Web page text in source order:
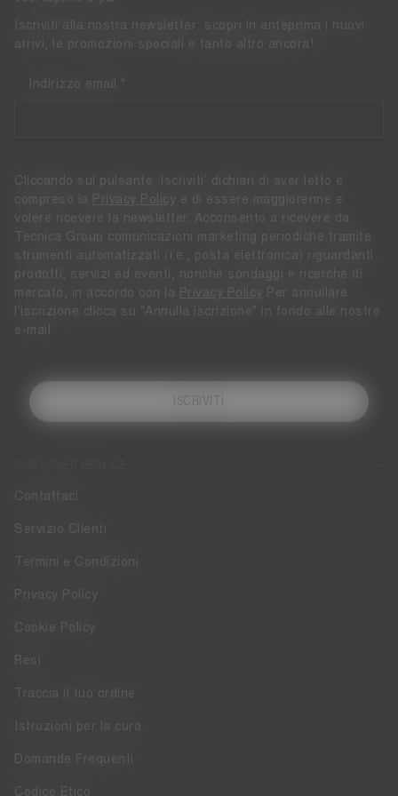
Contattaci
Servizio Clienti
Termini e Condizioni
Privacy Policy
Cookie Policy
Resi
Traccia il tuo ordine
Istruzioni per la cura
Domande Frequenti
Codice Etico
Iscriviti alla nostra newsletter: scopri in anteprima i nuovi
arrivi, le promozioni speciali e tanto altro ancora!
Indirizzo email
Cliccando sul pulsante ‘Iscriviti’ dichiari di aver letto e
compreso la
Privacy Policy
e di essere maggiorenne e
volere ricevere la newsletter. Acconsento a ricevere da
Tecnica Group comunicazioni marketing periodiche tramite
strumenti automatizzati (i.e., posta elettronica) riguardanti
prodotti, servizi ed eventi, nonché sondaggi e ricerche di
mercato, in accordo con la
Privacy Policy Per annullare
l'iscrizione clicca su "Annulla iscrizione" in fondo alle nostre
e-mail.
ISCRIVITI